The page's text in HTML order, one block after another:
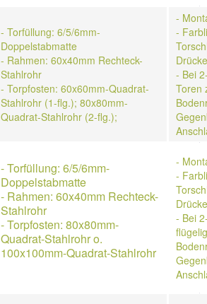
- Torfüllung: 6/5/6mm-
Doppelstabmatte
- Rahmen: 60x40mm Rechteck-
Stahlrohr
- Torpfosten: 60x60mm-Quadrat-
Stahlrohr (1-flg.); 80x80mm-
Quadrat-Stahlrohr (2-flg.);
-
-
- Bei
Toren
- Torfüllung: 6/5/6mm-
Doppelstabmatte
- Rahmen: 60x40mm Rechteck-
Stahlrohr
- Torpfosten: 80x80mm-
Quadrat-Stahlrohr o.
100x100mm-Quadrat-Stahlrohr
-
-
- Bei